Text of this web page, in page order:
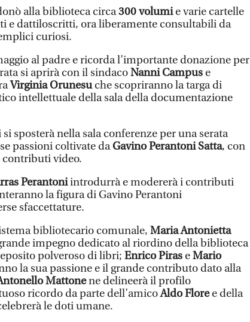
alla biblioteca circa300 volumie varie cartelle
e dattiloscritti, ora liberamente consultabili da
curiosi.
al padre e ricorda l’importante donazione per
si aprirà con il sindacoNanni Campus e
Virginia Orunesuche scopriranno la targa di
intellettuale della sala della documentazione
sposterà nella sala conferenze per una serata
passioni coltivate daGavino Perantoni Satta, con
video.
Perantoniintrodurrà e modererà i contributi
la figura di Gavino Perantoni
sfaccettature.
bibliotecario comunale, Maria Antonietta
impegno dedicato al riordino della biblioteca
polveroso di libri; Enrico Piras eMario
la sua passione e il grande contributo dato alla
Mattonene delineerà il profilo
ricordo da parte dell’amicoAldo Floree della
le doti umane.